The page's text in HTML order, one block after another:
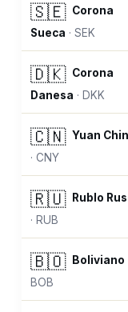
🇸🇪 Corona
Sueca ·SEK
🇩🇰 Corona
Danesa · DKK
🇨🇳 Yuan
·CNY
🇷🇺
Rublo
· RUB
🇧🇴 Boliviano
BOB